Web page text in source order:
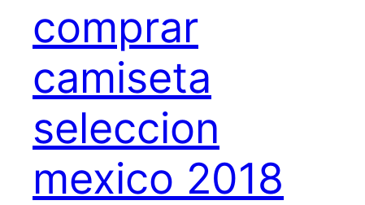
comprar
camiseta
seleccion
mexico 2018